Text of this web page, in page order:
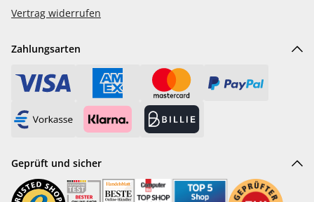
Vertrag widerrufen
Zahlungsarten
Geprüft und sicher